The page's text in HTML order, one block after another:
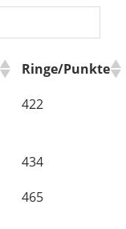
Ringe/Punkte
422
434
465